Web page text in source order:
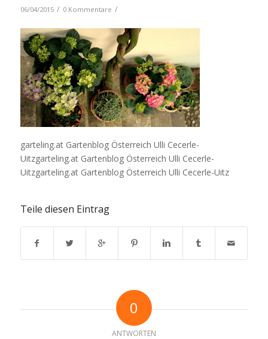
06/04/2015 / 0 Kommentare /
garteling.at Gartenblog Österreich Ulli Cecerle-
Uitzgarteling.at Gartenblog Österreich Ulli Cecerle-
Uitzgarteling.at Gartenblog Österreich Ulli Cecerle-Uitz
Teile diesen Eintrag
0
ANTWORTEN